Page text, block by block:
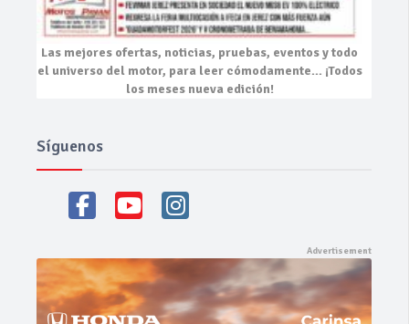
Las mejores ofertas, noticias, pruebas, eventosy todo
el universo del motor, para leer cómodamente… ¡Todos
los meses nueva edición!
Síguenos